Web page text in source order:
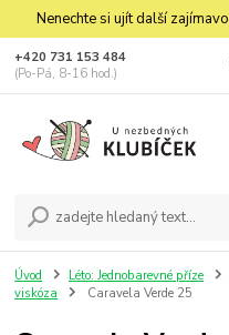
Nenechte si ujít další
+420 731 153 484
(Po-Pá, 8-16 hod.)
Úvod Léto: Jednobarevné příze
viskóza
Caravela Verde 25